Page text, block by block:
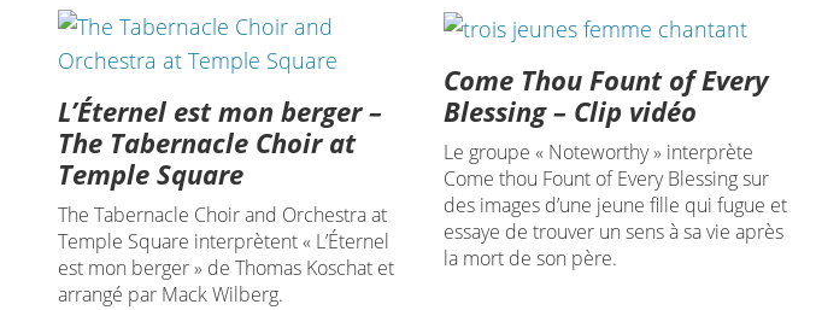
L’Éternel est mon berger –
The Tabernacle Choir at
Temple Square
The Tabernacle Choir and Orchestra at
Temple Square interprètent « L’Éternel
est mon berger » de Thomas Koschat et
arrangé par Mack Wilberg.
Come Thou Fount of Every
Blessing – Clip vidéo
Le groupe « Noteworthy » interprète
Come thou Fount of Every Blessing sur
des images d’une jeune fille qui fugue et
essaye de trouver un sens à sa vie après
la mort de son père.